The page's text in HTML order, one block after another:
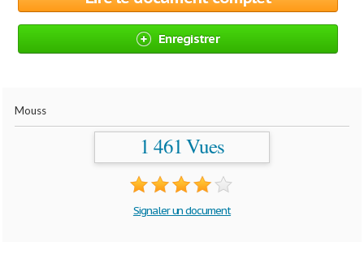
Enregistrer
Mouss
1 461 Vues
Signaler un document